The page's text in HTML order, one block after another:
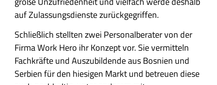
auf Zulassungsdienste zurückgegriffen.
Schließlich stellten zwei Personalberater von der
Firma Work Hero ihr Konzept vor. Sie vermitteln
Fachkräfte und Auszubildende aus Bosnien und
Serbien für den hiesigen Markt und betreuen diese